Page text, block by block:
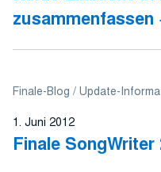
zusammenfassen
Finale-Blog Update-
1. Juni 2012
Finale